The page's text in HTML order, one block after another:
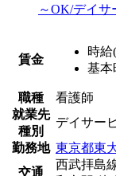
賃金
時給
基本
職種
看護師
就業先
種別
デイサー
勤務地 東京都東
交通
西武拝島